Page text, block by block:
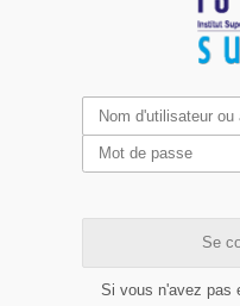
Se
Si vous n'avez pas